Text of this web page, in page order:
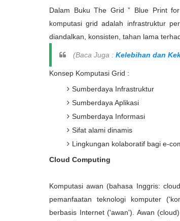
Dalam Buku The Grid ” Blue Print
komputasi grid adalah infrastruktur
diandalkan, konsisten, tahan lama
(Baca Juga : Kelebihan dan
Konsep Komputasi Grid :
Sumberdaya Infrastruktur
Sumberdaya Aplikasi
Sumberdaya Informasi
Sifat alami dinamis
Lingkungan kolaboratif bagi e-
Cloud Computing
Komputasi awan (bahasa Inggris:
pemanfaatan teknologi komputer
berbasis Internet ('awan'). Awan